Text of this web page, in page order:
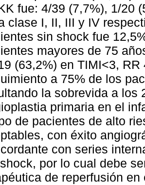
fue: 4/39 (7,7%), 1/20
clase I, II, III y IV
sin shock fue
mayores de 75
(63,2%) en TIMI<3,
a 75% de los
la sobrevida a los
primaria en el
de pacientes de alto
con éxito
con series
por lo cual debe
de reperfusión en